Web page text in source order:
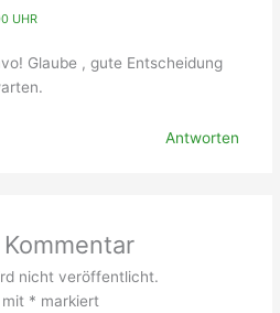
UHR
Glaube , gute Entscheidung
Antworten
nicht veröffentlicht.
mit * markiert